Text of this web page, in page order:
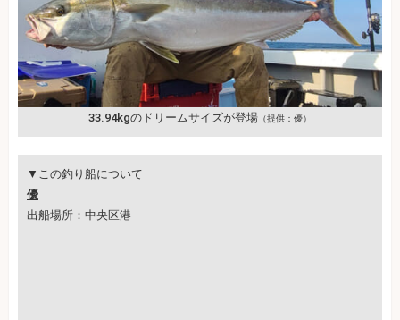
33.94kgのドリームサイズが登場 （提供：優）
▼この釣り船について
優
出船場所：中央区港